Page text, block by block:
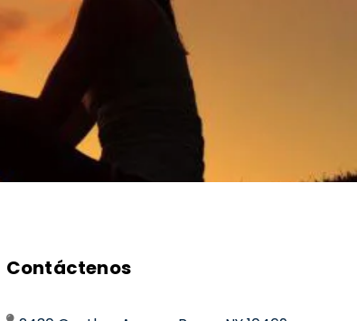
Contáctenos